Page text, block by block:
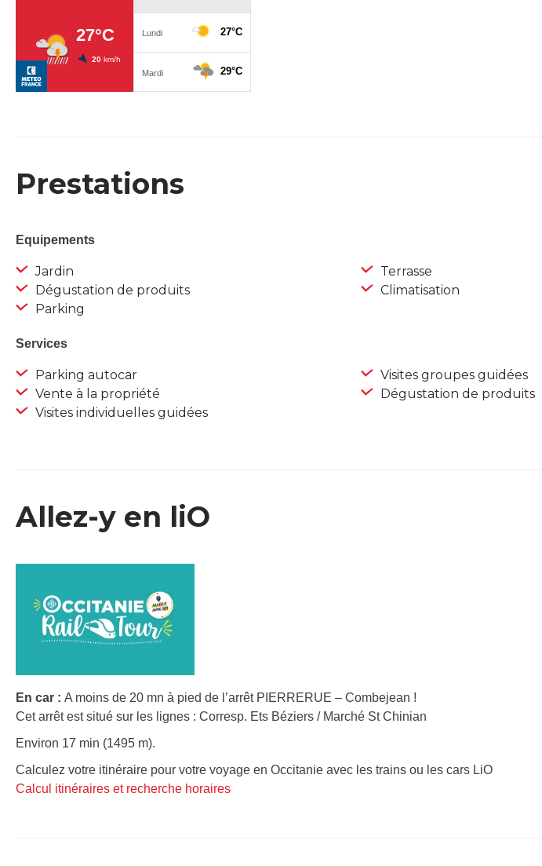
Prestations
Equipements
Jardin
Dégustation de produits
Parking
Terrasse
Climatisation
Services
Parking autocar
Vente à la propriété
Visites individuelles guidées
Visites groupes guidées
Dégustation de produits
Allez-y en liO
En car : A moins de 20 mn à pied de l’arrêt PIERRERUE – Combejean !
Cet arrêt est situé sur les lignes : Corresp. Ets Béziers / Marché St Chinian
Environ 17 min (1495 m).
Calculez votre itinéraire pour votre voyage en Occitanie avec les trains ou les cars LiO
Calcul itinéraires et recherche horaires